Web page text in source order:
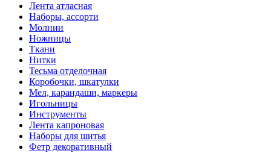
Лента атласная
Наборы, ассорти
Молнии
Ножницы
Ткани
Нитки
Тесьма отделочная
Коробочки, шкатулки
Мел, карандаши, маркеры
Игольницы
Инструменты
Лента капроновая
Наборы для шитья
Фетр декоративный